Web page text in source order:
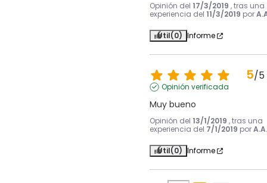
Opinión del 17/3/2019 , tras una
experiencia del 11/3/2019 por
Útil(0) Informe
5/5
Opinión verificada
Muy bueno
Opinión del 13/1/2019 , tras una
experiencia del 7/1/2019 porA.A.
Útil(0) Informe